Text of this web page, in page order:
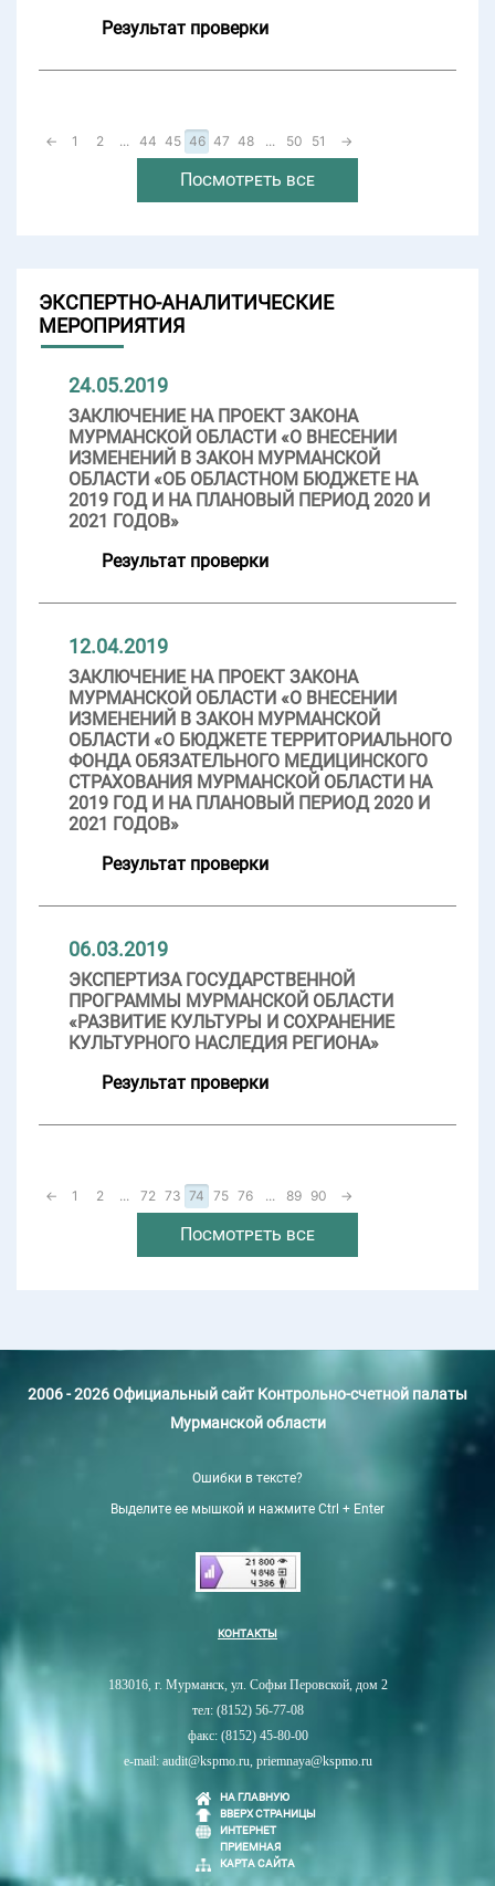
Результат проверки
← 1 2 ... 44 45 46 47 48 ... 50 51 →
Посмотреть все
ЭКСПЕРТНО-АНАЛИТИЧЕСКИЕ
МЕРОПРИЯТИЯ
24.05.2019
ЗАКЛЮЧЕНИЕ НА ПРОЕКТ ЗАКОНА
МУРМАНСКОЙ ОБЛАСТИ «О ВНЕСЕНИИ
ИЗМЕНЕНИЙ В ЗАКОН МУРМАНСКОЙ
ОБЛАСТИ «ОБ ОБЛАСТНОМ БЮДЖЕТЕ НА
2019 ГОД И НА ПЛАНОВЫЙ ПЕРИОД 2020 И
2021 ГОДОВ»
Результат проверки
12.04.2019
ЗАКЛЮЧЕНИЕ НА ПРОЕКТ ЗАКОНА
МУРМАНСКОЙ ОБЛАСТИ «О ВНЕСЕНИИ
ИЗМЕНЕНИЙ В ЗАКОН МУРМАНСКОЙ
ОБЛАСТИ «О БЮДЖЕТЕ ТЕРРИТОРИАЛЬНОГО
ФОНДА ОБЯЗАТЕЛЬНОГО МЕДИЦИНСКОГО
СТРАХОВАНИЯ МУРМАНСКОЙ ОБЛАСТИ НА
2019 ГОД И НА ПЛАНОВЫЙ ПЕРИОД 2020 И
2021 ГОДОВ»
Результат проверки
06.03.2019
ЭКСПЕРТИЗА ГОСУДАРСТВЕННОЙ
ПРОГРАММЫ МУРМАНСКОЙ ОБЛАСТИ
«РАЗВИТИЕ КУЛЬТУРЫ И СОХРАНЕНИЕ
КУЛЬТУРНОГО НАСЛЕДИЯ РЕГИОНА»
Результат проверки
← 1 2 ... 72 73 74 75 76 ... 89 90 →
Посмотреть все
2006 - 2026 Официальный сайт Контрольно-счетной палаты
Мурманской области
Ошибки в тексте?
Выделите ее мышкой и нажмите Ctrl + Enter
КОНТАКТЫ
183016, г. Мурманск, ул. Софьи Перовской, дом 2
тел: (8152) 56-77-08
факс: (8152) 45-80-00
e-mail: audit@kspmo.ru, priemnaya@kspmo.ru
НА ГЛАВНУЮ
ВВЕРХ СТРАНИЦЫ
ИНТЕРНЕТ
ПРИЕМНАЯ
КАРТА САЙТА